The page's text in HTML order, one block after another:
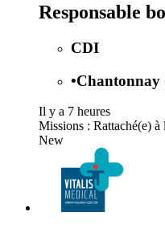
Responsable
CDI
•Chantonnay
Il y a 7 heures
Missions : Rattaché(e)
New